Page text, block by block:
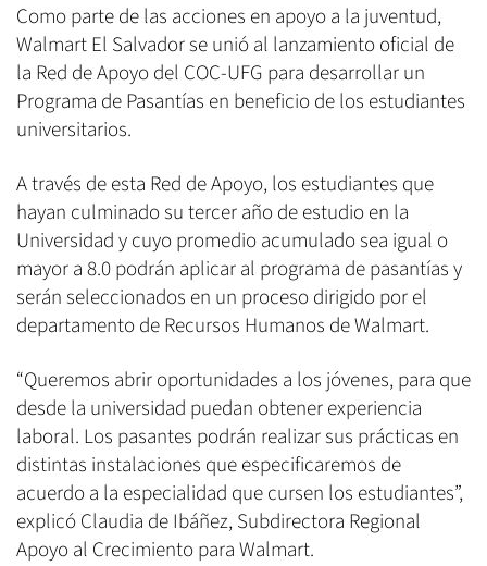
Como parte de las acciones en apoyo a la juventud,
Walmart El Salvador se unió al lanzamiento oficial de
la Red de Apoyo del COC-UFG para desarrollar un
Programa de Pasantías en beneficio de los estudiantes
universitarios.
A través de esta Red de Apoyo, los estudiantes que
hayan culminado su tercer año de estudio en la
Universidad y cuyo promedio acumulado sea igual o
mayor a 8.0 podrán aplicar al programa de pasantías y
serán seleccionados en un proceso dirigido por el
departamento de Recursos Humanos de Walmart.
“Queremos abrir oportunidades a los jóvenes, para que
desde la universidad puedan obtener experiencia
laboral. Los pasantes podrán realizar sus prácticas en
distintas instalaciones que especificaremos de
acuerdo a la especialidad que cursen los estudiantes”,
explicó Claudia de Ibáñez, Subdirectora Regional
Apoyo al Crecimiento para Walmart.